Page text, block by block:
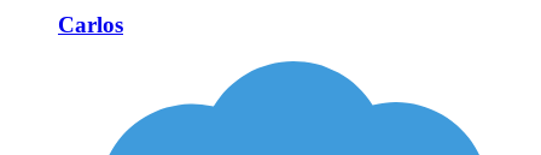
Carlos